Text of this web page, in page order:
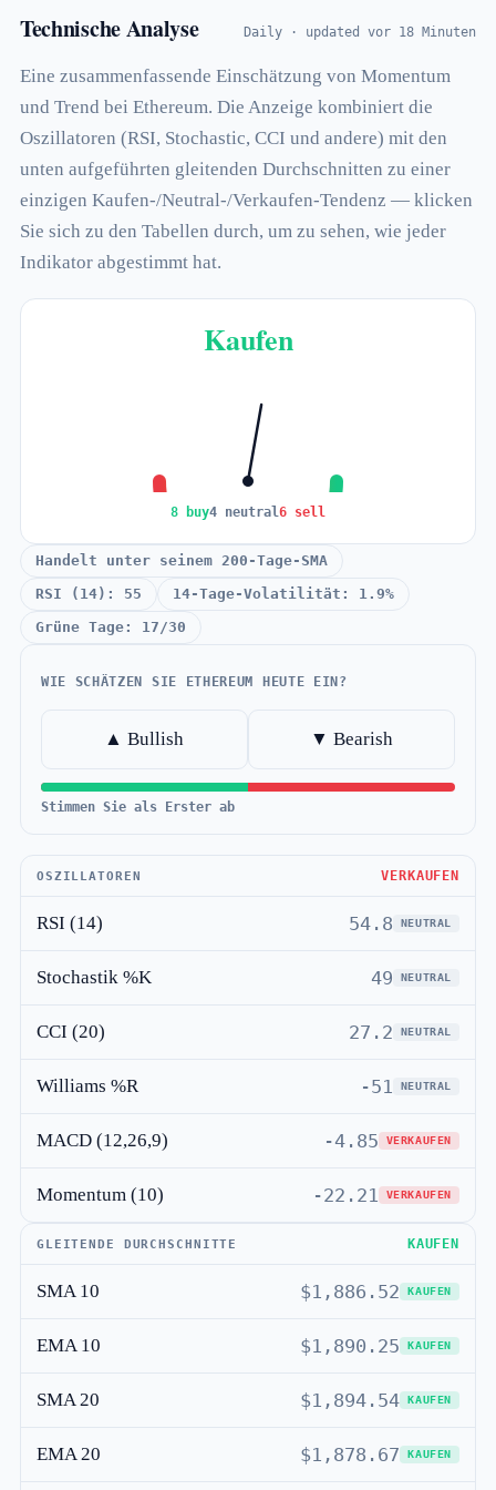
Technische Analyse Daily · updated vor 18 Minuten
Eine zusammenfassende Einschätzung von Momentum
und Trend bei Ethereum. Die Anzeige kombiniert die
Oszillatoren (RSI, Stochastic, CCI und andere) mit den
unten aufgeführten gleitenden Durchschnitten zu einer
einzigen Kaufen-/Neutral-/Verkaufen-Tendenz — klicken
Sie sich zu den Tabellen durch, um zu sehen, wie jeder
Indikator abgestimmt hat.
Kaufen
8 buy4 neutral6 sell
Handelt unter seinem 200-Tage-SMA
RSI (14): 55
14-Tage-Volatilität: 1.9%
Grüne Tage: 17/30
WIE SCHÄTZEN SIE ETHEREUM HEUTE EIN?
▲ Bullish ▼ Bearish
Stimmen Sie als Erster ab
OSZILLATOREN VERKAUFEN
RSI (14) 54.8 NEUTRAL
Stochastik %K 49 NEUTRAL
CCI (20) 27.2 NEUTRAL
Williams %R -51 NEUTRAL
MACD (12,26,9) -4.85 VERKAUFEN
Momentum (10) -22.21 VERKAUFEN
GLEITENDE DURCHSCHNITTE KAUFEN
SMA 10 $1,886.52 KAUFEN
EMA 10 $1,890.25 KAUFEN
SMA 20 $1,894.54 KAUFEN
EMA 20 $1,878.67 KAUFEN